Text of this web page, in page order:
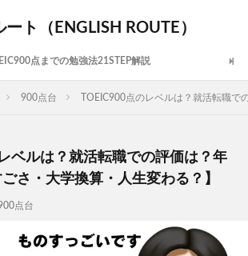
ト（ENGLISH ROUTE）
点までの勉強法21STEP解説
900点台 TOEIC900点のレベルは？就活転職
ベルは？就活転職での評価は？年
さ・大学換算・人生変わる？】
点台